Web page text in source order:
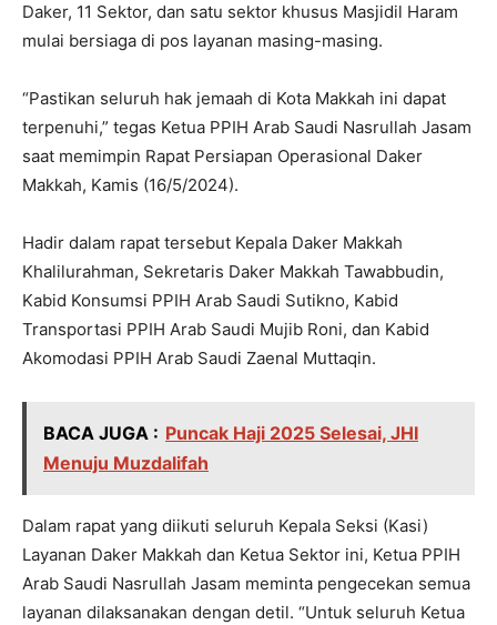
Daker, 11 Sektor, dan satu sektor khusus Masjidil Haram
mulai bersiaga di pos layanan masing-masing.
“Pastikan seluruh hak jemaah di Kota Makkah ini dapat
terpenuhi,” tegas Ketua PPIH Arab Saudi Nasrullah Jasam
saat memimpin Rapat Persiapan Operasional Daker
Makkah, Kamis (16/5/2024).
Hadir dalam rapat tersebut Kepala Daker Makkah
Khalilurahman, Sekretaris Daker Makkah Tawabbudin,
Kabid Konsumsi PPIH Arab Saudi Sutikno, Kabid
Transportasi PPIH Arab Saudi Mujib Roni, dan Kabid
Akomodasi PPIH Arab Saudi Zaenal Muttaqin.
BACA JUGA : Puncak Haji 2025 Selesai, JHI
Menuju Muzdalifah
Dalam rapat yang diikuti seluruh Kepala Seksi (Kasi)
Layanan Daker Makkah dan Ketua Sektor ini, Ketua PPIH
Arab Saudi Nasrullah Jasam meminta pengecekan semua
layanan dilaksanakan dengan detil. “Untuk seluruh Ketua